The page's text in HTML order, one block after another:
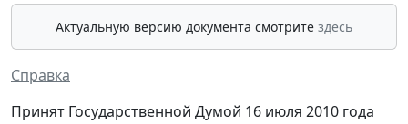
Актуальную версию документа смотрите здесь
Справка
Принят Государственной Думой 16 июля 2010 года